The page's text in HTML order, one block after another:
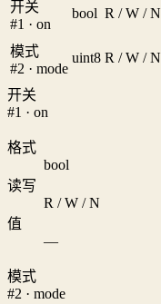
开关
#1 · on
bool R / W / N
模式
#2 · mode
uint8 R / W / N
开关
#1 · on
格式
bool
读写
R / W / N
值
—
模式
#2 · mode